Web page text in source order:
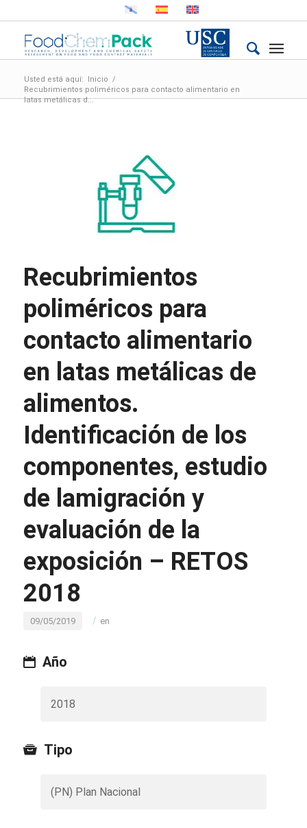
Usted está aquí: Inicio /
Recubrimientos poliméricos para contacto alimentario en
latas metálicas d...
Recubrimientos
poliméricos para
contacto alimentario
en latas metálicas de
alimentos.
Identificación de los
componentes, estudio
de lamigración y
evaluación de la
exposición – RETOS
2018
09/05/2019 / en
Año
2018
Tipo
(PN) Plan Nacional